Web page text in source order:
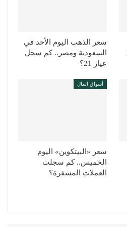
سعر الذهب اليوم الأحد في
السعودية ومصر.. كم سجل
عيار 21؟
أسواق المال
سعر «البيتكوين» اليوم
الخميس.. كم سجلت
العملات المشفرة؟